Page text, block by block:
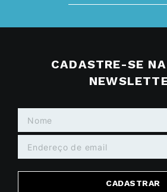
CADASTRE-SE
CADASTRAR